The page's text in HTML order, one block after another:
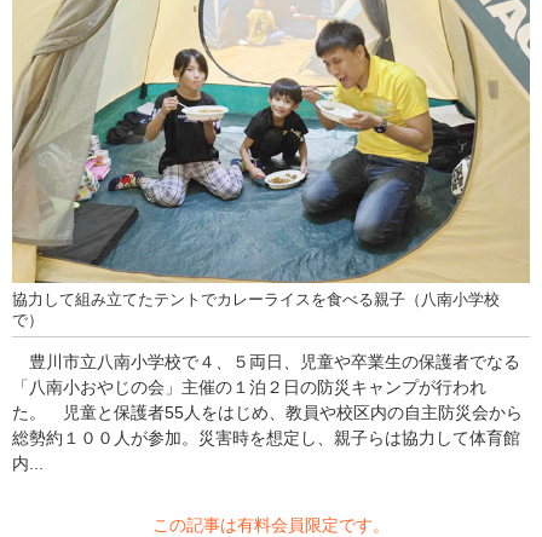
協力して組み立てたテントでカレーライスを食べる親子（八南小学校
で）
豊川市立八南小学校で４、５両日、児童や卒業生の保護者でなる
「八南小おやじの会」主催の１泊２日の防災キャンプが行われ
た。 児童と保護者55人をはじめ、教員や校区内の自主防災会から
総勢約１００人が参加。災害時を想定し、親子らは協力して体育館
内...
この記事は有料会員限定です。